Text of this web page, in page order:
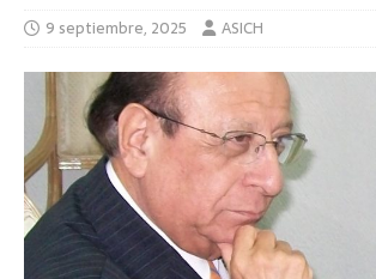
9 septiembre, 2025 ASICH